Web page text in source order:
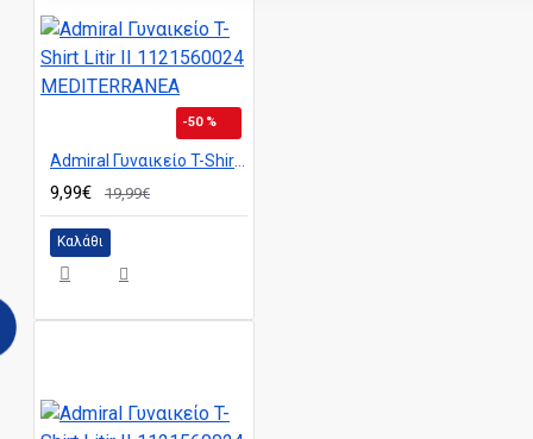
-50 %
Admiral Γυναικείο T-Shirt Litir II 1121560024 MEDITERRANEA
9,99€ 19,99€
Καλάθι